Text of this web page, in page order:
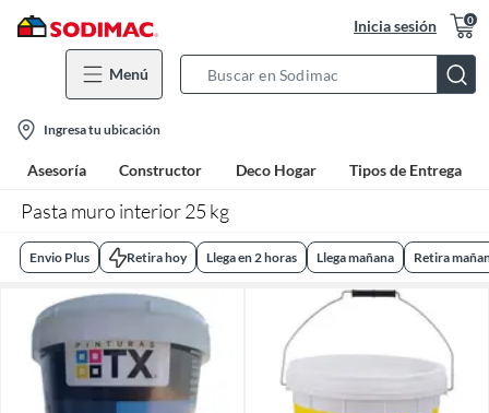
Inicia sesión 0
Menú
Bar
location-
icon
Ingresa tu ubicación
Asesoría Constructor Deco Hogar Tipos de Entrega
Pasta muro interior 25 kg
Envio Plus Retira hoy Llega en 2 horas Llega mañana Retira